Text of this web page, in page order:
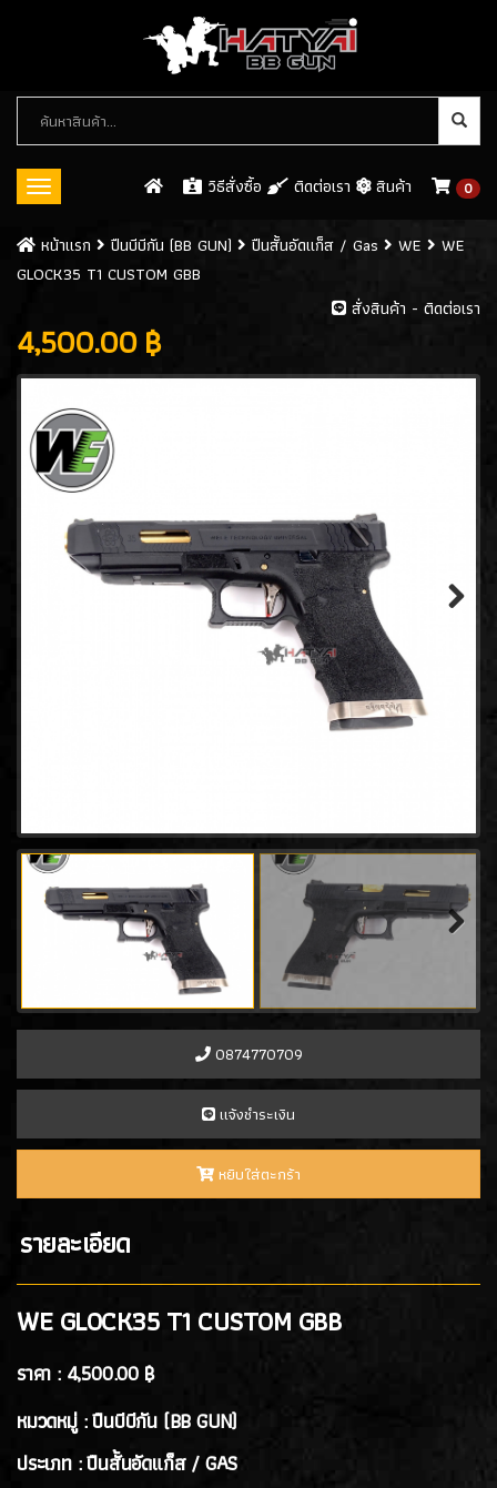
Toggle
วิธีสั่งซื้อ ติดต่อเรา สินค้า 0
หมวด
หมู่
สินค้า
ปืนบีบีกัน (BB GUN)
ปืนสั้นอัดแก็ส / GAS(546)
- ARMY(61)
- KJW(32)
- KWC
- CYBERGUN
- ASG(8)
- WINGUN
- GAMO(0)
- Tokyo marui(21)
- Goldden Eagle(18)
- UMAREX(45)
- E&C Pistol(34)
- CHIAPPA RHINO
- Snow Wolf(0)
- PROFORCE(7)
- ARTEMIS(0)
- ICS Hand Gun(1)
- ARROW ARMS(1)
- G&G(4)
- HK3(2)
ปืนสั้นอัดลมสปริง SPRING GUN
ปืนยาว RIFLE GUN
หน้าเเรก ปืนบีบีกัน (BB GUN) ปืนสั้นอัดแก็ส / Gas WE
WE
GLOCK35 T1 CUSTOM GBB
สั่งสินค้า - ติดต่อเรา
4,500.00 ฿
0874770709
เเจ้งชำระเงิน
หยิบใส่ตะกร้า
รายละเอียด
WE GLOCK35 T1 CUSTOM GBB
ราคา : 4,500.00 ฿
หมวดหมู่ : ปืนบีบีกัน (BB GUN)
ประเภท : ปืนสั้นอัดแก็ส / GAS